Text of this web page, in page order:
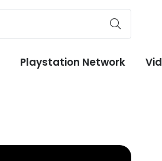
Playstation Network